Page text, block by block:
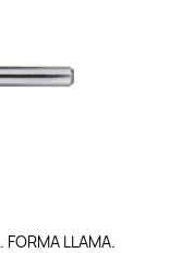
FORMA LLAMA.